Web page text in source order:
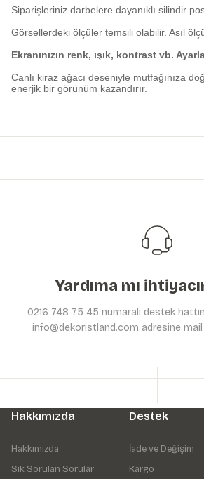
Siparişleriniz darbelere dayanıklı silindir
Görsellerdeki ölçüler temsili olabilir. Asıl
Ekranınızın renk, ışık, kontrast vb.
Canlı kiraz ağacı deseniyle mutfağınıza
enerjik bir görünüm kazandırır.
Bu ürüne benzer farklı alternatifler olmalı.
Yardıma mı
0216 748 75 45 numaralı destek
info@dekoristland.com adresine
Hakkımızda
Hakkımızda
Sık Sorulan Sorular
Destek
İade ve Değişim
Kargo